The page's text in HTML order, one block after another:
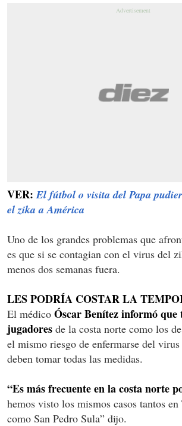
VER:El fútbol o visita del Papa
el zika a América
Uno de los grandes problemas que
es que si se contagian con el virus del
menos dos semanas fuera.
LES PODRÍA COSTAR LA
El médico Óscar Benítez informó que
jugadores de la costa norte como los
el mismo riesgo de enfermarse del
deben tomar todas las medidas.
“Es más frecuente en la costa norte
hemos visto los mismos casos tantos en
como San Pedro Sula” dijo.